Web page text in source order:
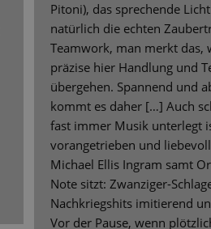
Pitoni), das sprechende
natürlich die echten
Teamwork, man merkt das,
präzise hier Handlung und
übergehen. Spannend und
kommt es daher […] Auch
fast immer Musik unterlegt
vorangetrieben und
Michael Ellis Ingram samt
Note sitzt: Zwanziger-
Nachkriegshits imitierend
Vor der Pause, wenn